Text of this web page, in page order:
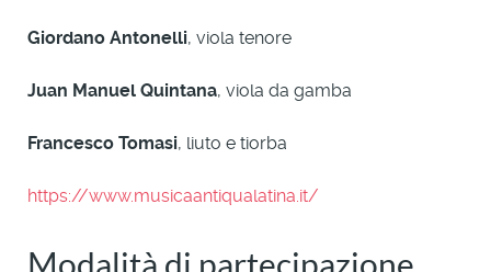
Giordano Antonelli, viola tenore
Juan Manuel Quintana, viola da gamba
Francesco Tomasi, liuto e tiorba
https://www.musicaantiqualatina.it/
Modalità di partecipazione